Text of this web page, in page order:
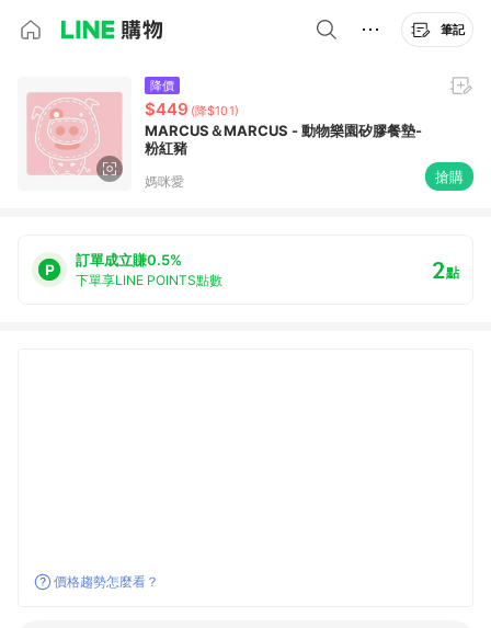
筆記
降價
$449 (降$101)
MARCUS＆MARCUS - 動物樂園矽膠餐墊-
粉紅豬
媽咪愛 搶購
訂單成立賺0.5%
下單享LINE POINTS點數 2點
價格趨勢怎麼看？